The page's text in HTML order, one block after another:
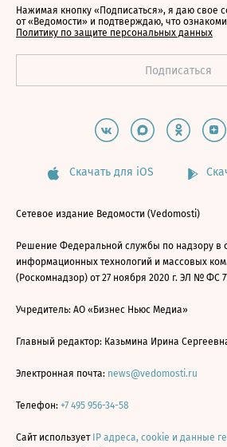
Нажимая кнопку «Подписаться», я даю свое
от «Ведомости» и подтверждаю, что
Политику по защите персональных данных
Скачать для iOS
Сетевое издание Ведомости (Vedomosti)
Решение Федеральной службы по надзору в
информационных технологий и массовых
(Роскомнадзор) от 27 ноября 2020 г. ЭЛ № ФС
Учредитель: АО «Бизнес Ньюс Медиа»
Главный редактор: Казьмина Ирина
Электронная почта: news@vedomosti.ru
Телефон: +7 495 956-34-58
Сайт использует IP адреса, cookie и данные